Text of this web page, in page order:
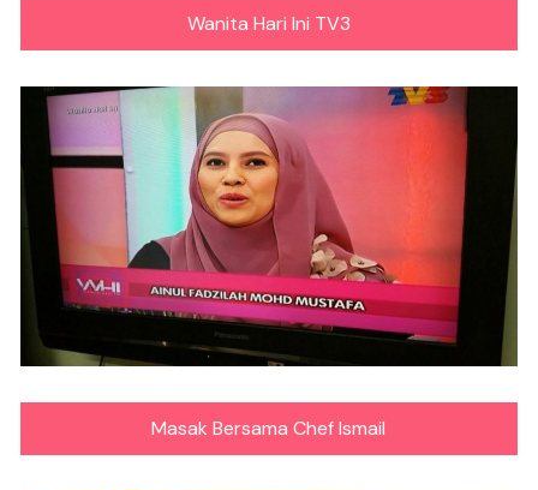
Wanita Hari Ini TV3
Masak Bersama Chef Ismail